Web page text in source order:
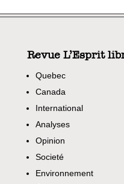
Revue L’Esprit
Quebec
Canada
International
Analyses
Opinion
Societé
Environnement